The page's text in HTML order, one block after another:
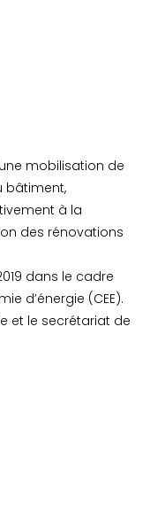
mobilisation de
bâtiment,
à la
des rénovations
dans le cadre
d’énergie (CEE).
et le secrétariat de